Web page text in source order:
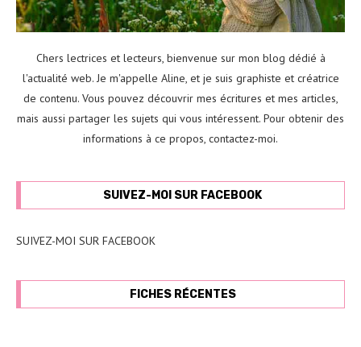
Chers lectrices et lecteurs, bienvenue sur mon blog dédié à
l'actualité web. Je m'appelle Aline, et je suis graphiste et créatrice
de contenu. Vous pouvez découvrir mes écritures et mes articles,
mais aussi partager les sujets qui vous intéressent. Pour obtenir des
informations à ce propos, contactez-moi.
SUIVEZ-MOI SUR FACEBOOK
SUIVEZ-MOI SUR FACEBOOK
FICHES RÉCENTES